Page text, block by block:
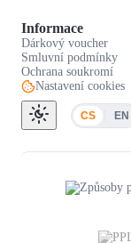
Informace
Dárkový voucher
Smluvní podmínky
Ochrana soukromí
Nastavení cookies
CS EN